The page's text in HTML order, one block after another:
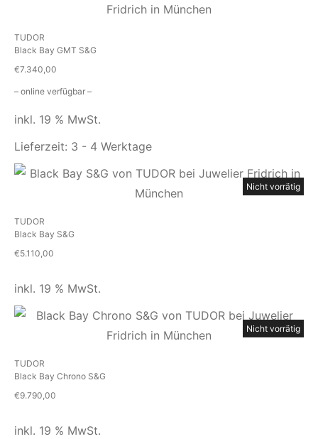
TUDOR
Black Bay GMT S&G
€7.340,00
– online verfügbar –
inkl. 19 % MwSt.
Lieferzeit: 3 - 4 Werktage
Nicht vorrätig
TUDOR
Black Bay S&G
€5.110,00
inkl. 19 % MwSt.
Nicht vorrätig
TUDOR
Black Bay Chrono S&G
€9.790,00
inkl. 19 % MwSt.